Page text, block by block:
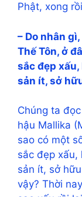
Phật, xong
– Do nhân
Thế Tôn, ở
sắc đẹp
sản ít, sở
Chúng ta
hậu Mallika
sao có một
sắc đẹp xấu,
sản ít, sở
vậy? Thời